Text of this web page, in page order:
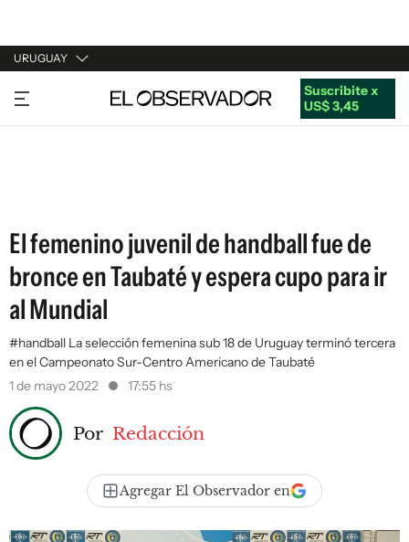
URUGUAY
URUGUAY
ARGENTINA
Suscribite x
US$ 3,45
El femenino juvenil de handball fue de
bronce en Taubaté y espera cupo para ir
al Mundial
#handball La selección femenina sub 18 de Uruguay terminó tercera
en el Campeonato Sur-Centro Americano de Taubaté
1 de mayo 2022
17:55 hs
Por Redacción
Agregar El Observador en